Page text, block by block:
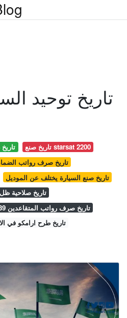
تاريخ توحيد
تاريخ صنع starsat 2200
تاريخ صرف رواتب الضمان
تاريخ صنع السيارة يختلف عن الموديل
تاريخ صلاحية
تاريخ صرف رواتب المتقاعدين 1439 التامينات الاجتماعيه
تاريخ طرح ارامكو في